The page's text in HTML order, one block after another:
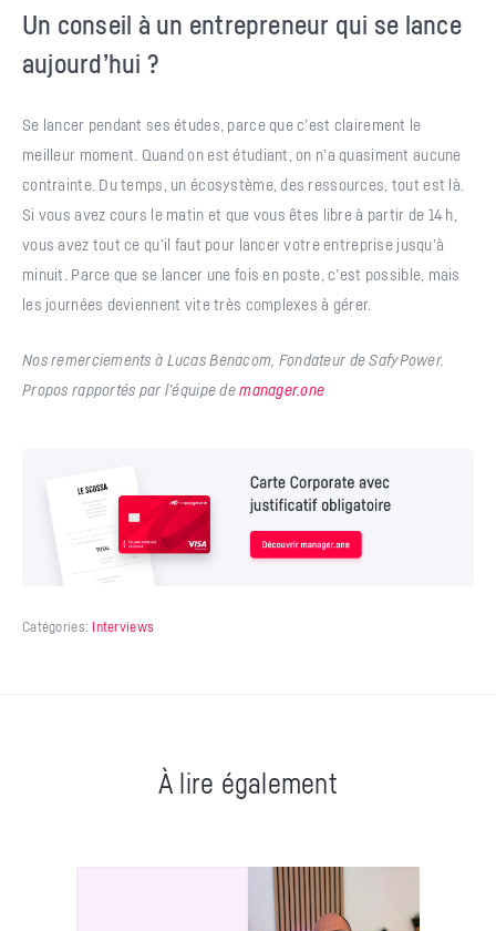
Un conseil à un entrepreneur qui se lance
aujourd’hui ?
Se lancer pendant ses études, parce que c’est clairement le
meilleur moment. Quand on est étudiant, on n’a quasiment aucune
contrainte. Du temps, un écosystème, des ressources, tout est là.
Si vous avez cours le matin et que vous êtes libre à partir de 14 h,
vous avez tout ce qu’il faut pour lancer votre entreprise jusqu’à
minuit. Parce que se lancer une fois en poste, c’est possible, mais
les journées deviennent vite très complexes à gérer.
Nos remerciements à Lucas Benacom, Fondateur de SafyPower.
Propos rapportés par l’équipe demanager.one
Catégories: Interviews
À lire également